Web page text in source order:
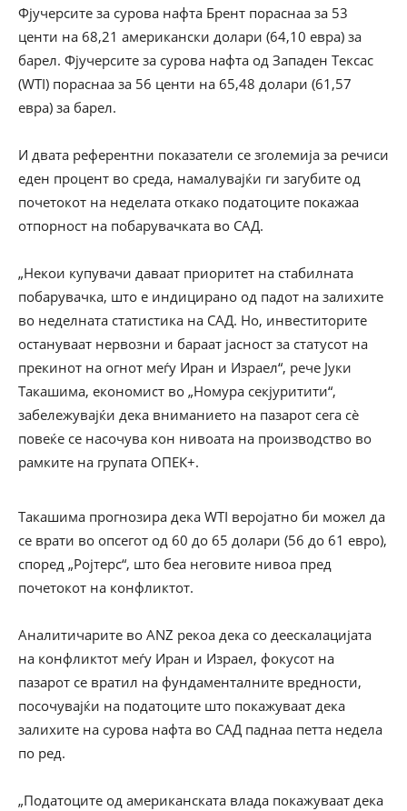
Фјучерсите за сурова нафта Брент пораснаа за 53
центи на 68,21 американски долари (64,10 евра) за
барел. Фјучерсите за сурова нафта од Западен Тексас
(WTI) пораснаа за 56 центи на 65,48 долари (61,57
евра) за барел.
И двата референтни показатели се зголемија за речиси
еден процент во среда, намалувајќи ги загубите од
почетокот на неделата откако податоците покажаа
отпорност на побарувачката во САД.
„Некои купувачи даваат приоритет на стабилната
побарувачка, што е индицирано од падот на залихите
во неделната статистика на САД. Но, инвеститорите
остануваат нервозни и бараат јасност за статусот на
прекинот на огнот меѓу Иран и Израел“, рече Јуки
Такашима, економист во „Номура секјуритити“,
забележувајќи дека вниманието на пазарот сега сè
повеќе се насочува кон нивоата на производство во
рамките на групата ОПЕК+.
Такашима прогнозира дека WTI веројатно би можел да
се врати во опсегот од 60 до 65 долари (56 до 61 евро),
според „Ројтерс“, што беа неговите нивоа пред
почетокот на конфликтот.
Аналитичарите во ANZ рекоа дека со деескалацијата
на конфликтот меѓу Иран и Израел, фокусот на
пазарот се вратил на фундаменталните вредности,
посочувајќи на податоците што покажуваат дека
залихите на сурова нафта во САД паднаа петта недела
по ред.
„Податоците од американската влада покажуваат дека